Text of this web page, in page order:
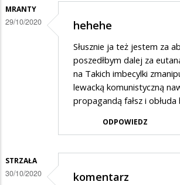
i
Kwasniewski
MRANTY
29/10/2020 hehehe
Słusznie ja też jestem za
poszedłbym dalej za
na Takich imbecylki
lewacką komunistyczną
propagandą fałsz i obłuda
ODPOWIEDZ
STRZAŁA
30/10/2020 komentarz